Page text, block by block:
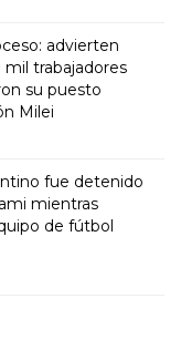
advierten
trabajadores
su puesto
Milei
fue detenido
mientras
de fútbol